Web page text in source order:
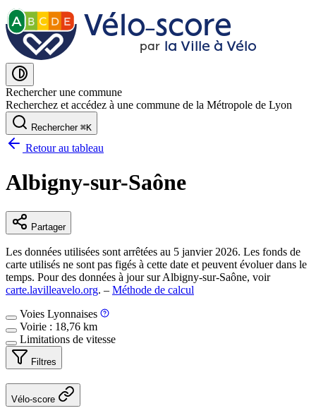
E
D
C
B
A
la Ville à Vélo
par
Vélo˗score
Rechercher une commune
Recherchez et accédez à une commune de la Métropole de Lyon
Rechercher ⌘K
Retour au tableau
Albigny-sur-Saône
Partager
Les données utilisées sont arrêtées au 5 janvier 2026. Les fonds de
carte utilisés ne sont pas figés à cette date et peuvent évoluer dans le
temps. Pour des données à jour sur Albigny-sur-Saône, voir
carte.lavilleavelo.org. – Méthode de calcul
Voies Lyonnaises
Voirie : 18,76 km
Limitations de vitesse
Filtres
Vélo-score